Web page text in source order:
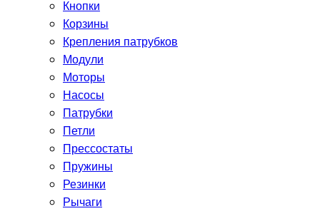
Кнопки
Корзины
Крепления патрубков
Модули
Моторы
Насосы
Патрубки
Петли
Прессостаты
Пружины
Резинки
Рычаги